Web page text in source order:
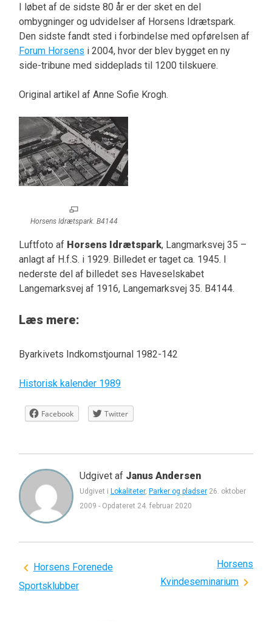
I løbet af de sidste 80 år er der sket en del
ombygninger og udvidelser af Horsens Idrætspark.
Den sidste fandt sted i forbindelse med opførelsen af
Forum Horsens i 2004, hvor der blev bygget en ny
side-tribune med siddeplads til 1200 tilskuere.
Original artikel af Anne Sofie Krogh.
Horsens Idrætspark. B4144
Luftfoto af Horsens Idrætspark, Langmarksvej 35 –
anlagt af H.f.S. i 1929. Billedet er taget ca. 1945. I
nederste del af billedet ses Haveselskabet
Langemarksvej af 1916, Langemarksvej 35. B4144.
Læs mere:
Byarkivets Indkomstjournal 1982-142
Historisk kalender 1989
Facebook Twitter
Udgivet af Janus Andersen
Udgivet i Lokaliteter, Parker og pladser 26. oktober
2009 - Opdateret 24. februar 2020
Indlægsnavigation
Horsens Forenede
Sportsklubber
Horsens
Kvindeseminarium